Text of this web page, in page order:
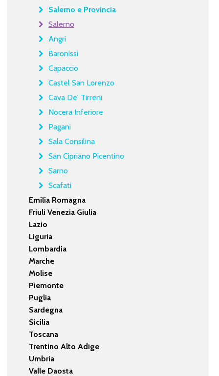
Salerno e Provincia
Salerno
Angri
Baronissi
Capaccio
Castel San Lorenzo
Cava De' Tirreni
Nocera Inferiore
Pagani
Sala Consilina
San Cipriano Picentino
Sarno
Scafati
Emilia Romagna
Friuli Venezia Giulia
Lazio
Liguria
Lombardia
Marche
Molise
Piemonte
Puglia
Sardegna
Sicilia
Toscana
Trentino Alto Adige
Umbria
Valle Daosta